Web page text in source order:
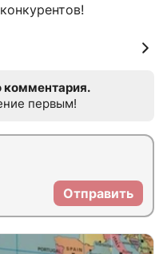
комментария.
первым!
Отправить